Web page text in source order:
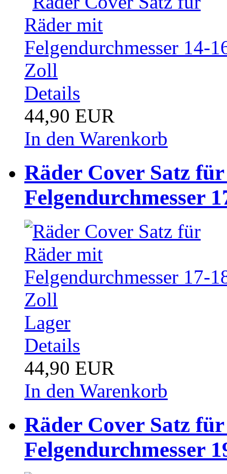
Details
44,90 EUR
In den Warenkorb
Räder Cover Satz
Felgendurchmesser
Lager
Details
44,90 EUR
In den Warenkorb
Räder Cover Satz
Felgendurchmesser